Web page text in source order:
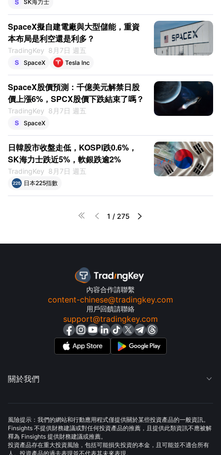
SK海力士
SpaceX擬自建電廠與大型儲能，重資
本布局是利空還是利多？
SpaceX Tesla Inc
TradingKey 8月7日 週五
SpaceX股價預測：千億美元解禁日股
價上漲6%，SPCX股價下跌結束了嗎？
SpaceX
TradingKey 8月7日 週五
日韓股市收盤走低，KOSPI跌0.6%，
SK海力士跌近5%，軟銀跌逾2%
日本225指數
TradingKey 8月7日 週五

  1 / 275 
內容合作請聯繫
content-chinese@tradingkey.com
用戶回饋請聯絡
support@tradingkey.com
關於我們 
風險提示：我們的網站和行動應用程式僅提供關於某些投資產品的一般資訊。
Finsights 不提供財務建議或對任何投資產品的推薦，且提供此類資訊不應被解
釋為 Finsights 提供財務建議或推薦。
投資產品存在重大投資風險，包括可能損失投資的本金，且可能並不適合所有
人。投資產品的過去表現並不代表其未來表現。